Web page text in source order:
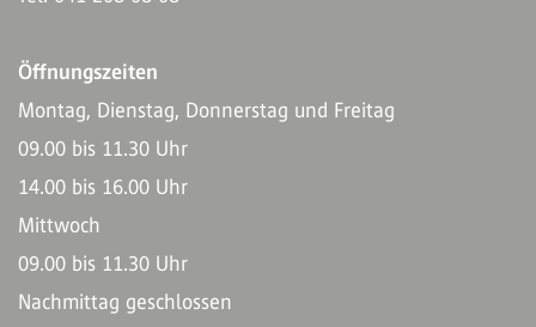
Öffnungszeiten
Montag, Dienstag, Donnerstag und Freitag
09.00 bis 11.30 Uhr
14.00 bis 16.00 Uhr
Mittwoch
09.00 bis 11.30 Uhr
Nachmittag geschlossen